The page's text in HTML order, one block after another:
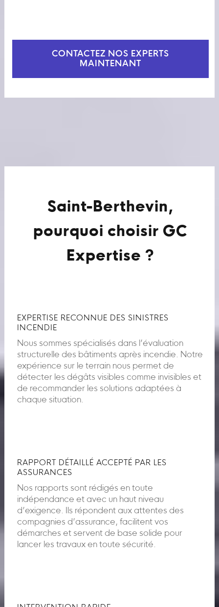
CONTACTEZ NOS EXPERTS
MAINTENANT
Saint-Berthevin,
pourquoi choisir GC
Expertise ?
EXPERTISE RECONNUE DES SINISTRES
INCENDIE
Nous sommes spécialisés dans l’évaluation
structurelle des bâtiments après incendie. Notre
expérience sur le terrain nous permet de
détecter les dégâts visibles comme invisibles et
de recommander les solutions adaptées à
chaque situation.
RAPPORT DÉTAILLÉ ACCEPTÉ PAR LES
ASSURANCES
Nos rapports sont rédigés en toute
indépendance et avec un haut niveau
d’exigence. Ils répondent aux attentes des
compagnies d’assurance, facilitent vos
démarches et servent de base solide pour
lancer les travaux en toute sécurité.